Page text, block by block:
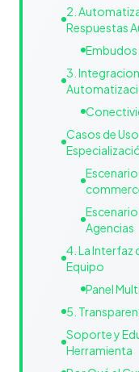
2.
Respuestas
3.
Casos de
Agencias
4. La Interfaz
Equipo
Panel
5.
Soporte y
Herramienta